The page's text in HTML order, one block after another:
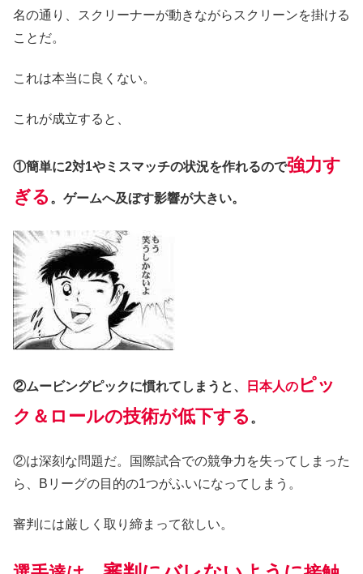
名の通り、スクリーナーが動きながらスクリーンを掛ける
ことだ。
これは本当に良くない。
これが成立すると、
①簡単に2対1やミスマッチの状況を作れるので強力す
ぎる 。ゲームへ及ぼす影響が大きい。
②ムービングピックに慣れてしまうと、 日本人の ピッ
ク＆ロールの技術が低下する 。
②は深刻な問題だ。国際試合での競争力を失ってしまった
ら、Bリーグの目的の1つがふいになってしまう。
審判には厳しく取り締まって欲しい。